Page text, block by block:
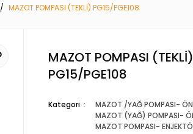
MAZOT POMPASI (TEKLİ) PG15/PGE108
MAZOT POMPASI (TEKLİ)
PG15/PGE108
Kategori MAZOT /YAĞ POMPASI- ÖN
MAZOT (YAĞ) POMPASI-
MAZOT POMPASI-